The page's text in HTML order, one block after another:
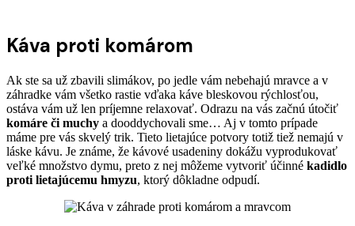
Káva proti komárom
Ak ste sa už zbavili slimákov, po jedle vám nebehajú mravce a v
záhradke vám všetko rastie vďaka káve bleskovou rýchlosťou,
ostáva vám už len príjemne relaxovať. Odrazu na vás začnú útočiť
komáre či muchy a dooddychovali sme… Aj v tomto prípade
máme pre vás skvelý trik. Tieto lietajúce potvory totiž tiež nemajú v
láske kávu. Je známe, že kávové usadeniny dokážu vyprodukovať
veľké množstvo dymu, preto z nej môžeme vytvoriť účinné kadidlo
proti lietajúcemu hmyzu, ktorý dôkladne odpudí.